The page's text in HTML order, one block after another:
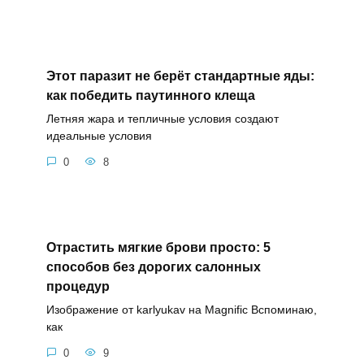
Этот паразит не берёт стандартные яды:
как победить паутинного клеща
Летняя жара и тепличные условия создают
идеальные условия
0 8
Отрастить мягкие брови просто: 5
способов без дорогих салонных
процедур
Изображение от karlyukav на Magnific Вспоминаю,
как
0 9